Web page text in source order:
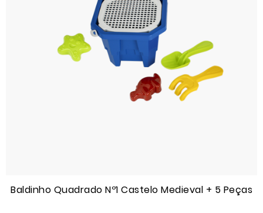
Baldinho Quadrado Nº1 Castelo Medieval + 5 Peças